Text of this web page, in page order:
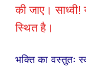
की जाए। साध्वी!
स्थित है।
भक्ति का वस्तुतः